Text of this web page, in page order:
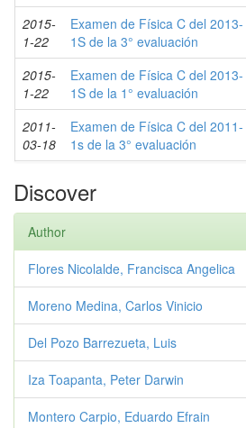
2015-
1-22
Examen de Física C del 2013-
1S de la 3° evaluación
2015-
1-22
Examen de Física C del 2013-
1S de la 1° evaluación
2011-
03-18
Examen de Física C del 2011-
1s de la 3° evaluación
Discover
Author
Flores Nicolalde, Francisca Angelica
Moreno Medina, Carlos Vinicio
Del Pozo Barrezueta, Luis
Iza Toapanta, Peter Darwin
Montero Carpio, Eduardo Efrain